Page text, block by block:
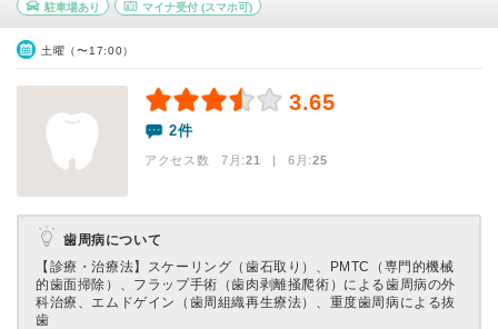
駐車場あり マイナ受付(スマホ可)
土曜（〜17:00）
3.65
2件
アクセス数 7月:21 | 6月:25
歯周病について
【診療・治療法】 スケーリング（歯石取り）、PMTC（専門的機械
的歯面掃除）、フラップ手術（歯肉剥離掻爬術）による歯周病の外
科治療、エムドゲイン（歯周組織再生療法）、重度歯周病による抜
歯